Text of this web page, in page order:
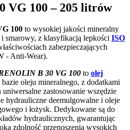
VG 100 – 205 litrów
100 to wysokiej jakości mineralny
smarowy, z klasyfikacją lepkości ISO
zabezpieczających
- Anti-Wear).
B 30 VG 100 to olej
oleju mineralnego, z dodatkami
zastosowanie wszędzie
hydrauliczne deemulgowalne i oleje
i łożysk. Dedykowane są do
hydraulicznych, gwarantując
zdolność przenoszenia wysokich